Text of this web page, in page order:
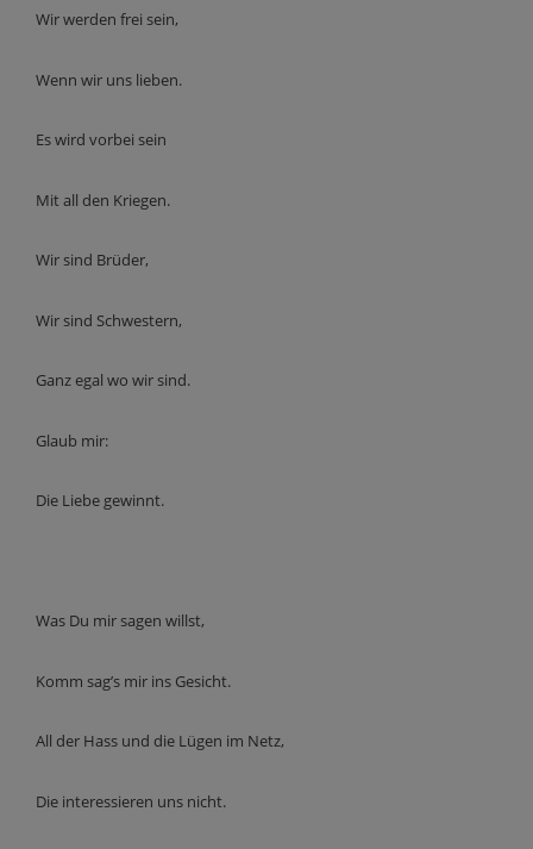
Wir werden frei sein,
Wenn wir uns lieben.
Es wird vorbei sein
Mit all den Kriegen.
Wir sind Brüder,
Wir sind Schwestern,
Ganz egal wo wir sind.
Glaub mir:
Die Liebe gewinnt.
Was Du mir sagen willst,
Komm sag’s mir ins Gesicht.
All der Hass und die Lügen im Netz,
Die interessieren uns nicht.